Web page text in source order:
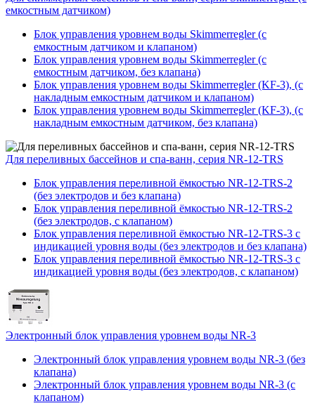
емкостным датчиком)
Блок управления уровнем воды Skimmerregler (с
емкостным датчиком и клапаном)
Блок управления уровнем воды Skimmerregler (с
емкостным датчиком, без клапана)
Блок управления уровнем воды Skimmerregler (KF-3), (с
накладным емкостным датчиком и клапаном)
Блок управления уровнем воды Skimmerregler (KF-3), (с
накладным емкостным датчиком, без клапана)
Для переливных бассейнов и спа-ванн, серия NR-12-TRS
Блок управления переливной ёмкостью NR-12-TRS-2
(без электродов и без клапана)
Блок управления переливной ёмкостью NR-12-TRS-2
(без электродов, с клапаном)
Блок управления переливной ёмкостью NR-12-TRS-3 с
индикацией уровня воды (без электродов и без клапана)
Блок управления переливной ёмкостью NR-12-TRS-3 с
индикацией уровня воды (без электродов, с клапаном)
Электронный блок управления уровнем воды NR-3
Электронный блок управления уровнем воды NR-3 (без
клапана)
Электронный блок управления уровнем воды NR-3 (с
клапаном)